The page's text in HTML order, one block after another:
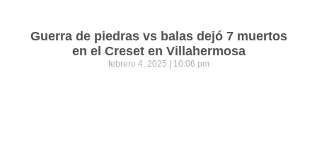
Guerra de piedras vs balas dejó 7 muertos
en el Creset en Villahermosa
febrero 4, 2025 10:06 pm